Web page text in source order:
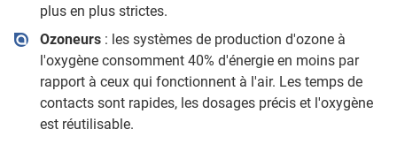
plus en plus strictes.
Ozoneurs : les systèmes de production d'ozone à
l'oxygène consomment 40% d'énergie en moins par
rapport à ceux qui fonctionnent à l'air. Les temps de
contacts sont rapides, les dosages précis et l'oxygène
est réutilisable.